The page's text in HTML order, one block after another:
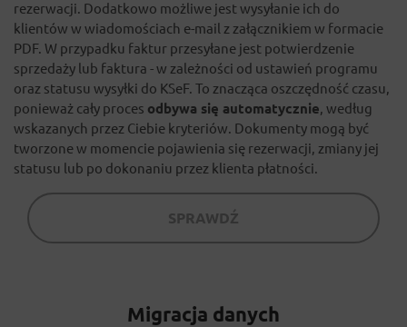
rezerwacji. Dodatkowo możliwe jest wysyłanie ich do
klientów w wiadomościach e-mail z załącznikiem w formacie
PDF. W przypadku faktur przesyłane jest potwierdzenie
sprzedaży lub faktura - w zależności od ustawień programu
oraz statusu wysyłki do KSeF. To znacząca oszczędność czasu,
ponieważ cały proces odbywa się automatycznie , według
wskazanych przez Ciebie kryteriów. Dokumenty mogą być
tworzone w momencie pojawienia się rezerwacji, zmiany jej
statusu lub po dokonaniu przez klienta płatności.
SPRAWDŹ
Migracja danych